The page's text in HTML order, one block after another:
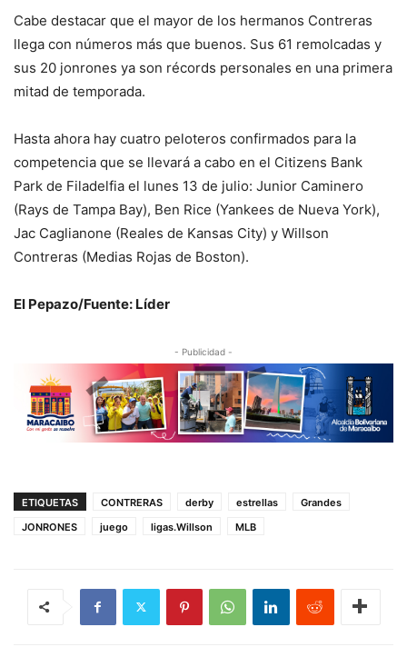
Cabe destacar que el mayor de los hermanos Contreras
llega con números más que buenos. Sus 61 remolcadas y
sus 20 jonrones ya son récords personales en una primera
mitad de temporada.
Hasta ahora hay cuatro peloteros confirmados para la
competencia que se llevará a cabo en el Citizens Bank
Park de Filadelfia el lunes 13 de julio: Junior Caminero
(Rays de Tampa Bay), Ben Rice (Yankees de Nueva York),
Jac Caglianone (Reales de Kansas City) y Willson
Contreras (Medias Rojas de Boston).
El Pepazo/Fuente: Líder
- Publicidad -
ETIQUETAS CONTRERAS derby estrellas
Grandes
JONRONES
juego ligas.Willson MLB